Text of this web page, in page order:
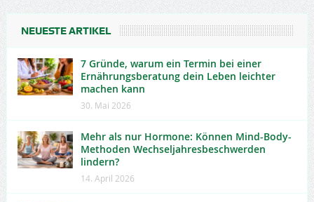
NEUESTE ARTIKEL
7 Gründe, warum ein Termin bei einer
Ernährungsberatung dein Leben leichter
machen kann
30. Mai 2026
Mehr als nur Hormone: Können Mind-Body-
Methoden Wechseljahresbeschwerden
lindern?
14. April 2026